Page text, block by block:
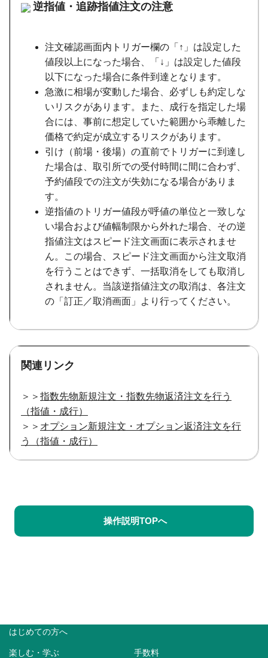
逆指値・追跡指値注文の注意
注文確認画面内トリガー欄の「↑」は設定した
値段以上になった場合、「↓」は設定した値段
以下になった場合に条件到達となります。
急激に相場が変動した場合、必ずしも約定しな
いリスクがあります。また、成行を指定した場
合には、事前に想定していた範囲から乖離した
価格で約定が成立するリスクがあります。
引け（前場・後場）の直前でトリガーに到達し
た場合は、取引所での受付時間に間に合わず、
予約値段での注文が失効になる場合がありま
す。
逆指値のトリガー値段が呼値の単位と一致しな
い場合および値幅制限から外れた場合、その逆
指値注文はスピード注文画面に表示されませ
ん。この場合、スピード注文画面から注文取消
を行うことはできず、一括取消をしても取消し
されません。当該逆指値注文の取消は、各注文
の「訂正／取消画面」より行ってください。
関連リンク
＞＞ 指数先物新規注文・指数先物返済注文を行う
（指値・成行）
＞＞ オプション新規注文・オプション返済注文を行
う（指値・成行）
操作説明TOPへ
はじめての方へ
楽しむ・学ぶ 手数料